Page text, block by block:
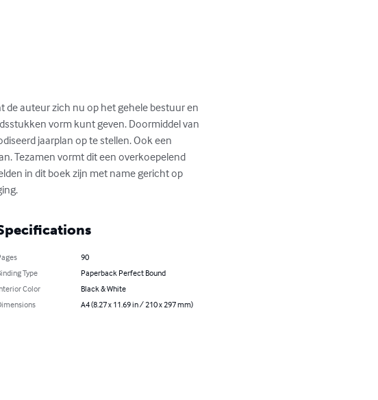
de auteur zich nu op het gehele bestuur en
vorm kunt geven. Doormiddel van
jaarplan op te stellen. Ook een
Tezamen vormt dit een overkoepelend
in dit boek zijn met name gericht op
90
Type
Paperback Perfect Bound
Color
Black & White
A4 (8.27 x 11.69 in / 210 x 297 mm)